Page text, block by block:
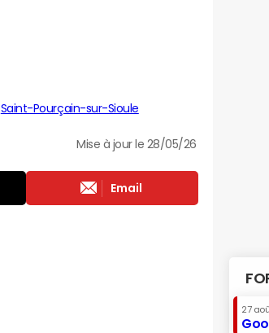
Saint-Pourçain-sur-Sioule
Mise à jour le 28/05/26
Email
27